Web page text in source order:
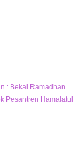
: Bekal Ramadhan
Pesantren Hamalatul